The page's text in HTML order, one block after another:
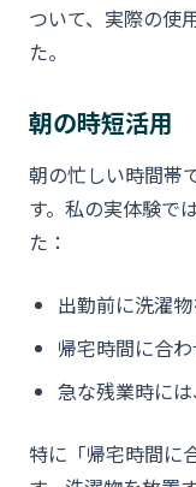
ついて、実際の使
た。
朝の時短活用
朝の忙しい時間帯
す。私の実体験で
た：
出勤前に洗濯
帰宅時間に合
急な残業時に
特に「帰宅時間に